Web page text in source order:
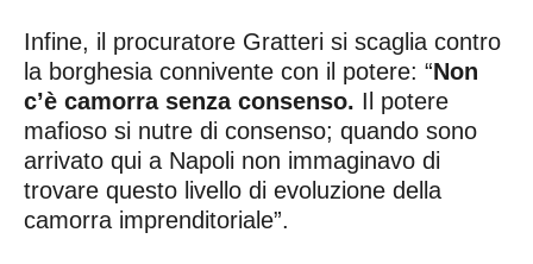
Infine, il procuratore Gratteri si scaglia contro
la borghesia connivente con il potere: “Non
c’è camorra senza consenso. Il potere
mafioso si nutre di consenso; quando sono
arrivato qui a Napoli non immaginavo di
trovare questo livello di evoluzione della
camorra imprenditoriale”.